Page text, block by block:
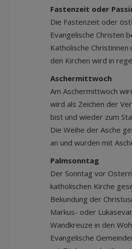
Fastenzeit oder
Die Fastenzeit oder
Evangelische Christen
Katholische
den Kirchen wird in
Aschermittwoch
Am Aschermittwoch
wird als Zeichen der
bist und wieder zum
Die Weihe der Asche
an und wurden mit
Palmsonntag
Der Sonntag vor
katholischen Kirche
Bekundung der
Markus- oder
Wandkreuze in den
Evangelische